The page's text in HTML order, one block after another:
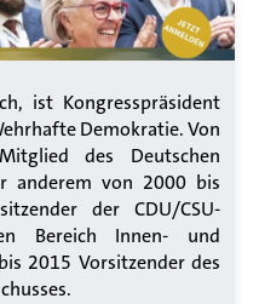
ist Kongresspräsident
Demokratie. Von
des Deutschen
anderem von 2000 bis
der CDU/CSU-
Bereich Innen- und
2015 Vorsitzender des